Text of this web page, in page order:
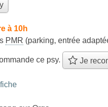
à 10h
PMR (parking, entrée
ce psy. Je